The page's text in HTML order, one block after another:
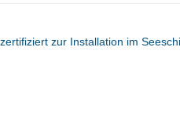
zur Installation im